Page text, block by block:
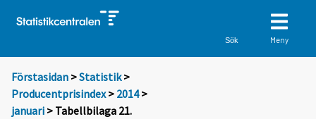
Sök Meny
Förstasidan >Statistik >
Producentprisindex> 2014>
januari > Tabellbilaga 21.